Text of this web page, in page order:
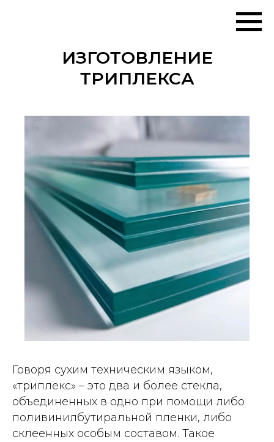
ИЗГОТОВЛЕНИЕ
ТРИПЛЕКСА
Говоря сухим техническим языком,
«триплекс» – это два и более стекла,
объединенных в одно при помощи либо
поливинилбутиральной пленки, либо
склеенных особым составом. Такое